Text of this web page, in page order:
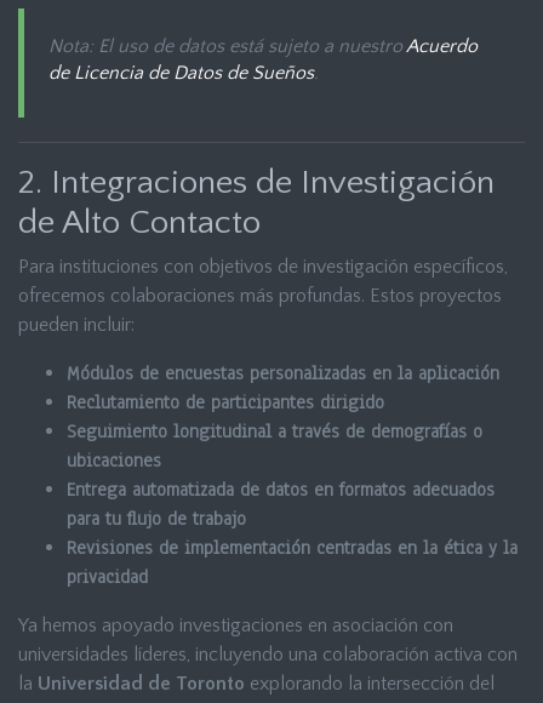
Nota: El uso de datos está sujeto a nuestroAcuerdo
de Licencia de Datos de Sueños.
2. Integraciones de Investigación
de Alto Contacto
Para instituciones con objetivos de investigación específicos,
ofrecemos colaboraciones más profundas. Estos proyectos
pueden incluir:
Módulos de encuestas personalizadas en la aplicación
Reclutamiento de participantes dirigido
Seguimiento longitudinal a través de demografías o
ubicaciones
Entrega automatizada de datos en formatos adecuados
para tu flujo de trabajo
Revisiones de implementación centradas en la ética y la
privacidad
Ya hemos apoyado investigaciones en asociación con
universidades líderes, incluyendo una colaboración activa con
la Universidad de Toronto explorando la intersección del